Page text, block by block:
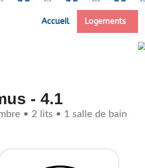
Accueil Logements
- 4.1
• 2 lits • 1 salle de bain